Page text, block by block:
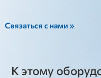
Связаться с нами »
К этому